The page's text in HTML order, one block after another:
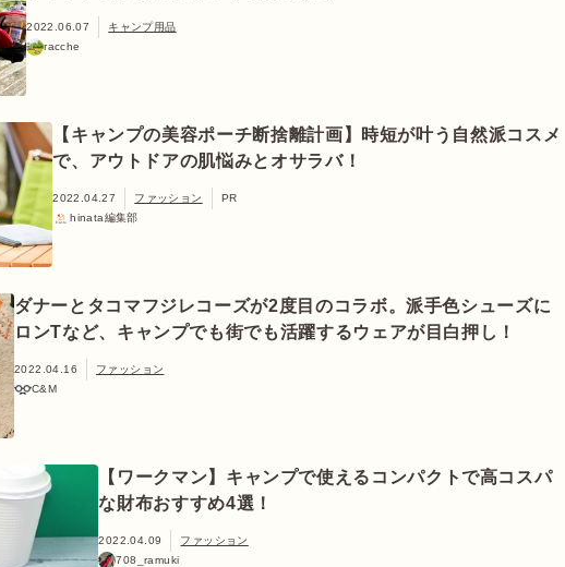
2022.06.07
キャンプ用品
racche
【キャンプの美容ポーチ断捨離計画】時短が叶う自然派コスメ
で、アウトドアの肌悩みとオサラバ！
2022.04.27 ファッション
PR
hinata編集部
ダナーとタコマフジレコーズが2度目のコラボ。派手色シューズに
ロンTなど、キャンプでも街でも活躍するウェアが目白押し！
2022.04.16
ファッション
C&M
【ワークマン】キャンプで使えるコンパクトで高コスパ
な財布おすすめ4選！
2022.04.09
ファッション
708_ramuki